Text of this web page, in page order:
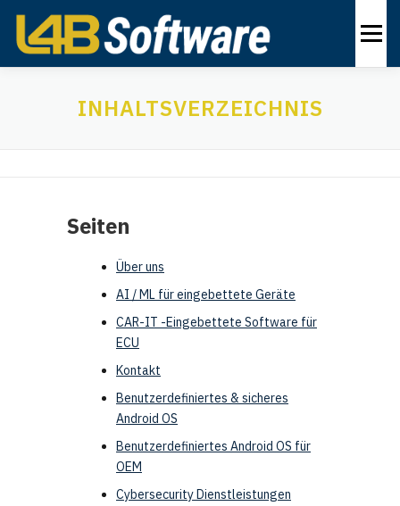
Inhalt
springen
Menü
PRODUKTE BRANCHEN LÖSUNGEN
INHALTSVERZEICHNIS
Seiten
Über uns
AI / ML für eingebettete Geräte
CAR-IT -Eingebettete Software für
ECU
Kontakt
Benutzerdefiniertes & sicheres
Android OS
Benutzerdefiniertes Android OS für
OEM
Cybersecurity Dienstleistungen